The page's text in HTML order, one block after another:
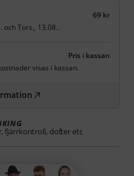
69 kr
ochTors., 13.08..
Pris i kassan
visas i kassan.
fjärrkontroll, dofter etc